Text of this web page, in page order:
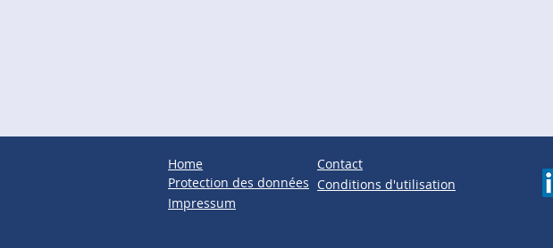
Home
Protection des données
Impressum
Contact
Conditions d'utilisation